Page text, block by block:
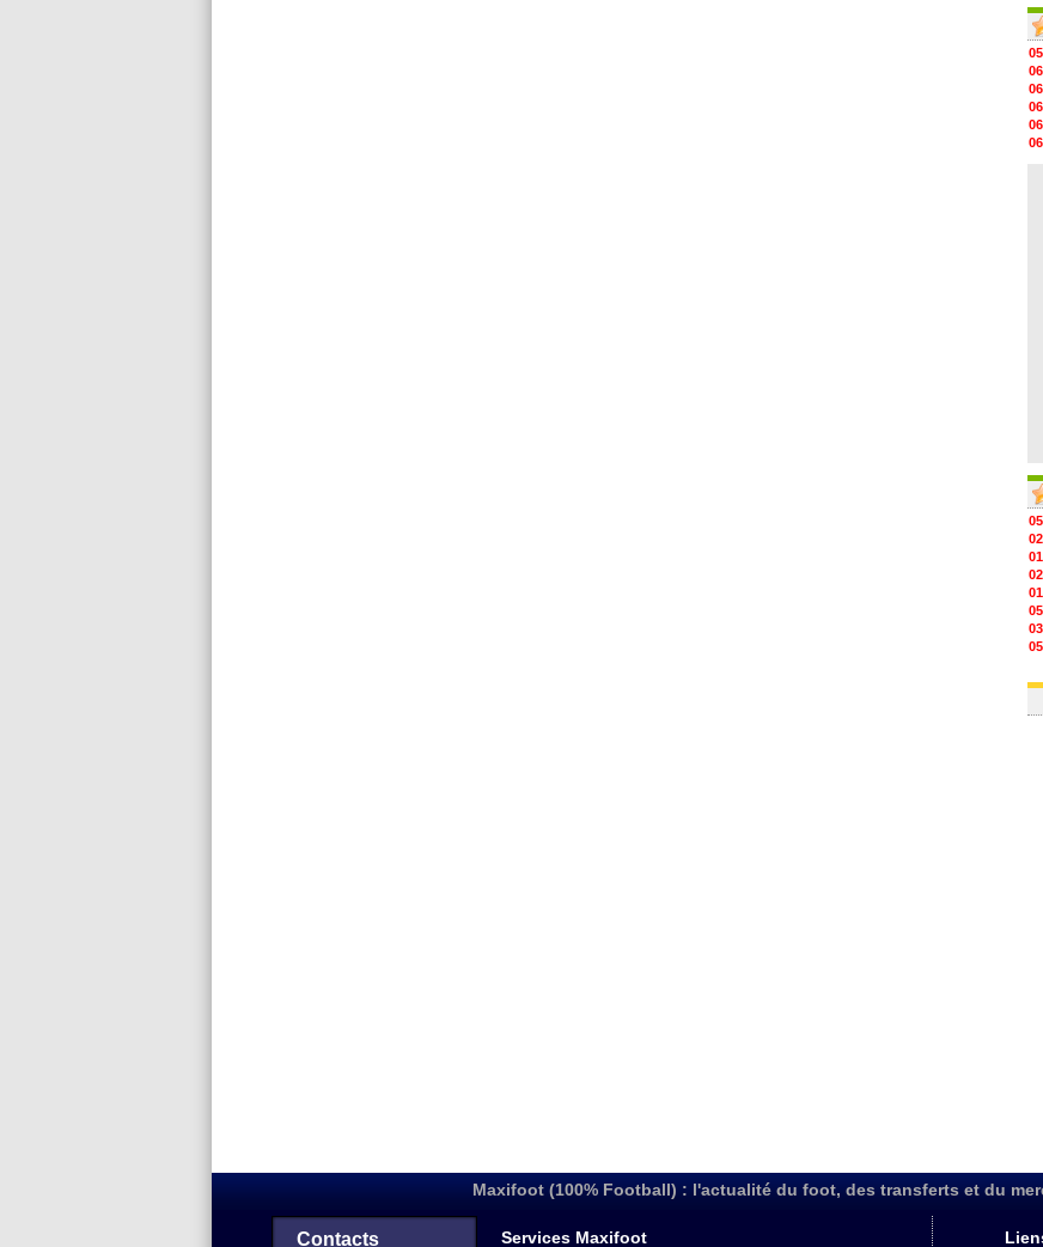
Maxifoot (100% Football) : l'actualité du foot, des transferts et du
Contacts Services Maxifoot